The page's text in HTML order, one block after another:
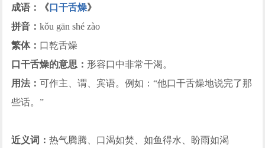
成语：《 口干舌燥》
拼音：kǒu gān shé zào
繁体： 口乾舌燥
口干舌燥的意思： 形容口中非常干渴。
用法：可作主、谓、宾语。例如：“他口干舌燥地说完了那
些话。”
近义词：热气腾腾、口渴如焚、如鱼得水、盼雨如渴